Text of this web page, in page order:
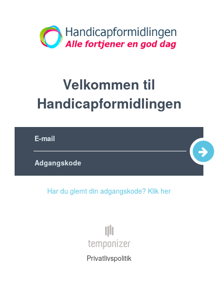
Velkommen til
Handicapformidlingen
Har du glemt din adgangskode? Klik her
Privatlivspolitik